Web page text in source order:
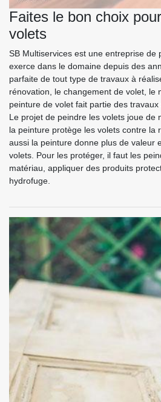
Faites le bon choix
volets
SB Multiservices est une entreprise de
exerce dans le domaine depuis des
parfaite de tout type de travaux à
rénovation, le changement de volet, le
peinture de volet fait partie des
Le projet de peindre les volets joue de
la peinture protège les volets contre la
aussi la peinture donne plus de valeur
volets. Pour les protéger, il faut les
matériau, appliquer des produits
hydrofuge.